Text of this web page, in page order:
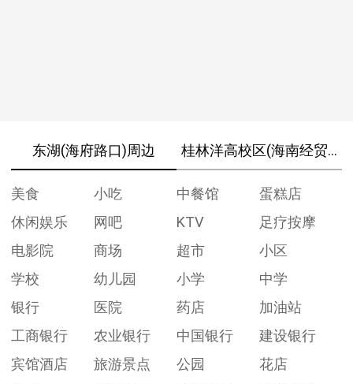
东湖(海府路口)周边 桂林洋高校区(海南经贸职
美食 小吃 中餐馆
蛋糕店
休闲娱乐
网吧 KTV
足疗按摩
电影院
商场 超市
小区
学校
幼儿园 小学
中学
银行
医院 药店
加油站
工商银行
农业银行 中国银行
建设银行
宾馆酒店
旅游景点 公园
花店